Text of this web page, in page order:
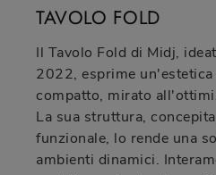
TAVOLO FOLD
Il Tavolo Fold di Midj,
2022, esprime
compatto, mirato
La sua struttura,
funzionale, lo rende una
ambienti dinamici.